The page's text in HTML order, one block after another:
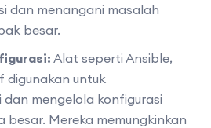
dan menangani masalah
besar.
Alat seperti Ansible,
digunakan untuk
mengelola konfigurasi
besar. Mereka memungkinkan